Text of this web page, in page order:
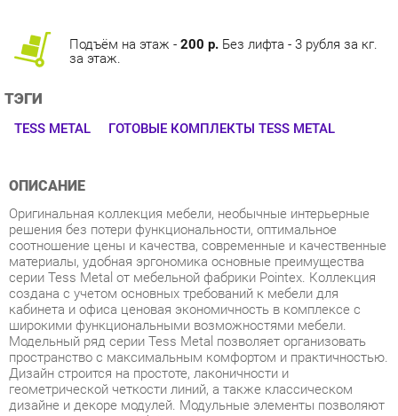
ТЭГИ
ОПИСАНИЕ
решения без потери функциональности, оптимальное
соотношение цены и качества, современные и качественные
материалы, удобная эргономика основные преимущества
серии Tess Metal от мебельной фабрики Pointex. Коллекция
создана с учетом основных требований к мебели для
кабинета и офиса ценовая экономичность в комплексе с
широкими функциональными возможностями мебели.
Модельный ряд серии Tess Metal позволяет организовать
пространство с максимальным комфортом и практичностью.
Дизайн строится на простоте, лаконичности и
геометрической четкости линий, а также классическом
дизайне и декоре модулей. Модульные элементы позволяют
создать комплект любой конфигурации и под разные
размеры помещения. Мебель этой серии
многофункциональна, эргономична, удобна, проста и
долговечна в процессе эксплуатации покрытие материалов